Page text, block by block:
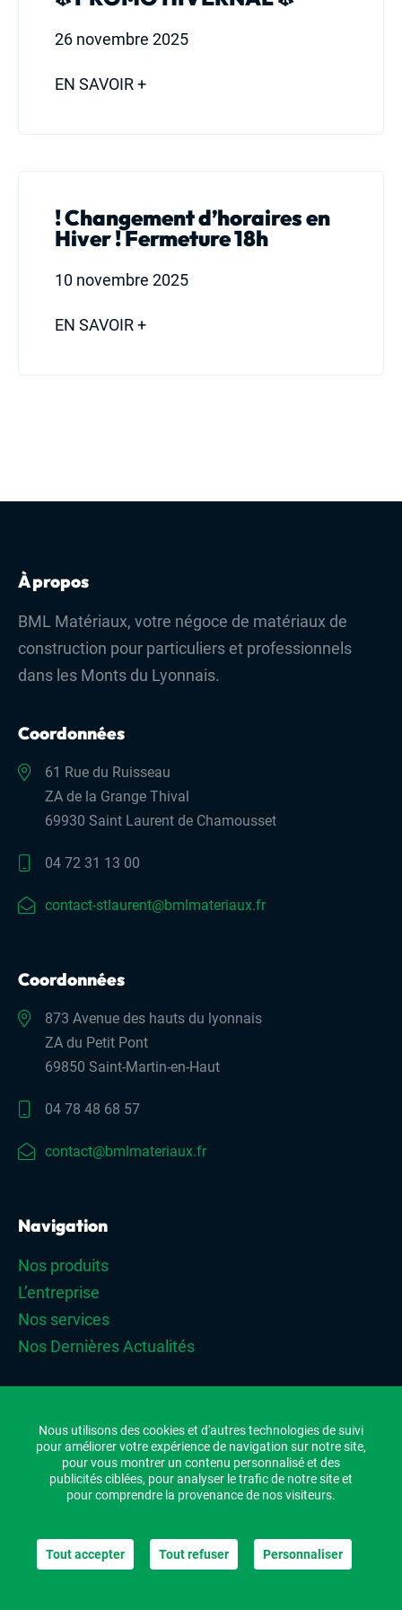
26 novembre 2025
EN SAVOIR +
! Changement d’horaires en
Hiver ! Fermeture 18h
10 novembre 2025
EN SAVOIR +
À propos
BML Matériaux, votre négoce de matériaux de
construction pour particuliers et professionnels
dans les Monts du Lyonnais.
Coordonnées
61 Rue du Ruisseau
ZA de la Grange Thival
69930 Saint Laurent de Chamousset
04 72 31 13 00
contact-stlaurent@bmlmateriaux.fr
Coordonnées
873 Avenue des hauts du lyonnais
ZA du Petit Pont
69850 Saint-Martin-en-Haut
04 78 48 68 57
contact@bmlmateriaux.fr
Navigation
Nos produits
L’entreprise
Nos services
Nos Dernières Actualités
©BML
Plan du site
Site réalisé parIML Communication
St-Martin : 04 78 48 68 57
St-Laurent : 04 72 31 13 00
Mornant : 04 23 32 41 71
Nous utilisons des cookies et d'autres technologies de suivi
pour améliorer votre expérience de navigation sur notre site,
pour vous montrer un contenu personnalisé et des
publicités ciblées, pour analyser le trafic de notre site et
pour comprendre la provenance de nos visiteurs.
Tout accepter Tout refuser Personnaliser